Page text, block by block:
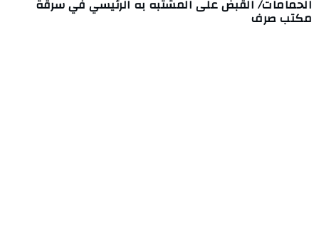
الحمامات/ القبض على المشتبه به الرئيسي في سرقة
مكتب صرف